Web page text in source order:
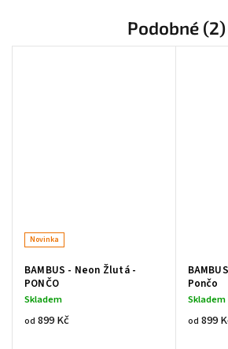
Podobné (2)
Novinka
BAMBUS - Neon Žlutá -
PONČO
Skladem
od 899 Kč
Pončo
Skladem
od 899